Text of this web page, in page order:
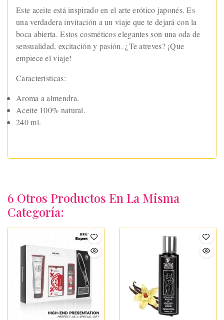
Este aceite está inspirado en el arte erótico japonés. Es
una verdadera invitación a un viaje que te dejará con la
boca abierta. Estos cosméticos elegantes son una oda de
sensualidad, excitación y pasión. ¿Te atreves? ¡Que
empiece el viaje!
Características:
Aroma a almendra.
Aceite 100% natural.
240 ml.
6 Otros Productos En La Misma
Categoría: